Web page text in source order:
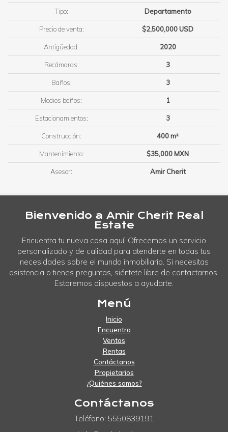
Tipo: Departamento
Precio de venta: $2,500,000 USD
Antigüedad: 2020
Recámaras: 3
Baños: 3
Medios baños: 1
Estacionamientos: 3
Construcción: 400 m²
Mantenimiento: $35,000 MXN
Asesor: Amir Cherit
Bienvenido a Amir Cherit Real
Estate
Encuentra tu nueva casa aquí. Ofrecemos un servicio
personalizado y de calidad para atenderte en todas tus
necesidades sobre el mundo inmobiliario. Si necesitas
asistencia o tienes preguntas, siéntete libre de contactarnos.
Estaremos dispuestos a ayudarte.
Menú
Inicio
Encuentra
Ventas
Rentas
Contáctanos
Propietarios
¿Quiénes somos?
Contáctanos
Teléfono: 5550839191